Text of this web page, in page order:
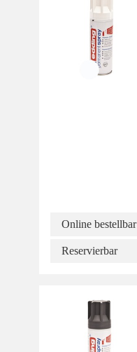
Online bestellbar
Reservierbar